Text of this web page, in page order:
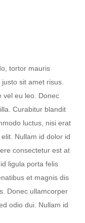
tortor mauris
sit amet risus.
vel eu leo. Donec
Curabitur blandit
luctus, nisi erat
Nullam id dolor id
consectetur est at
ligula porta felis
et magnis dis
Donec ullamcorper
odio dui. Nullam id